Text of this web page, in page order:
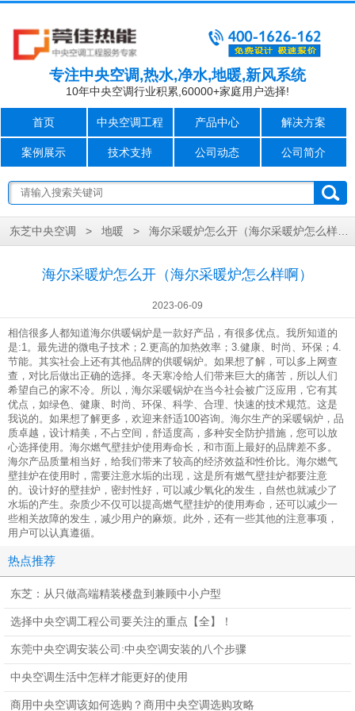
专注中央空调,热水,净水,地暖,新风系统
10年中央空调行业积累,60000+家庭用户选择!
首页 中央空调工程 产品中心 解决方案
案例展示 技术支持 公司动态 公司简介
东芝中央空调 > 地暖 > 海尔采暖炉怎么开（海尔采暖炉怎么样啊）
海尔采暖炉怎么开（海尔采暖炉怎么样啊）
2023-06-09
相信很多人都知道海尔供暖锅炉是一款好产品，有很多优点。我所知道的
是:1。最先进的微电子技术；2.更高的加热效率；3.健康、时尚、环保；4.
节能。其实社会上还有其他品牌的供暖锅炉。如果想了解，可以多上网查
查，对比后做出正确的选择。冬天寒冷给人们带来巨大的痛苦，所以人们
希望自己的家不冷。所以，海尔采暖锅炉在当今社会被广泛应用，它有其
优点，如绿色、健康、时尚、环保、科学、合理、快速的技术规范。这是
我说的。如果想了解更多，欢迎来舒适100咨询。海尔生产的采暖锅炉，品
质卓越，设计精美，不占空间，舒适度高，多种安全防护措施，您可以放
心选择使用。海尔燃气壁挂炉使用寿命长，和市面上最好的品牌差不多。
海尔产品质量相当好，给我们带来了较高的经济效益和性价比。海尔燃气
壁挂炉在使用时，需要注意水垢的出现，这是所有燃气壁挂炉都要注意
的。设计好的壁挂炉，密封性好，可以减少氧化的发生，自然也就减少了
水垢的产生。杂质少不仅可以提高燃气壁挂炉的使用寿命，还可以减少一
些相关故障的发生，减少用户的麻烦。此外，还有一些其他的注意事项，
用户可以认真遵循。
热点推荐
东芝：从只做高端精装楼盘到兼顾中小户型
选择中央空调工程公司要关注的重点【全】！
东莞中央空调安装公司:中央空调安装的八个步骤
中央空调生活中怎样才能更好的使用
商用中央空调该如何选购？商用中央空调选购攻略